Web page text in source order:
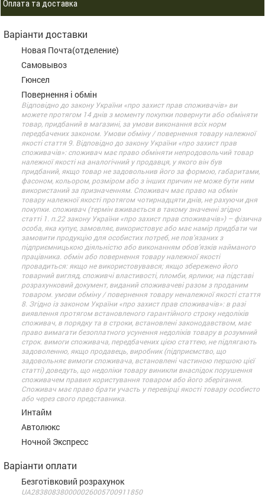
Оплата та доставка
Варіанти доставки
Новая Почта(отделение)
Самовывоз
Гюнсел
Повернення і обмін
Відповідно до закону України «про захист прав споживачів» ви
можете протягом 14 днів з моменту покупки повернути або обміняти
товар, придбаний в магазині, за умови виконання всіх норм
передбачених законом. Умови обміну / повернення товару належної
якості стаття 9. Відповідно до закону України «про захист прав
споживачів»: споживач має право обміняти непродовольчий товар
належної якості на аналогічний у продавця, у якого він був
придбаний, якщо товар не задовольнив його за формою, габаритами,
фасоном, кольором, розміром або з інших причин не може бути ним
використаний за призначенням. Споживач має право на обмін
товару належної якості протягом чотирнадцяти днів, не рахуючи дня
покупки. споживач (термін вживається в такому значенні згідно
статті 1. п.22 закону України «про захист прав споживачів») – фізична
особа, яка купує, замовляє, використовує або має намір придбати чи
замовити продукцію для особистих потреб, не пов’язаних з
підприємницькою діяльністю або виконанням обов’язків найманого
працівника. обмін або повернення товару належної якості
провадиться: якщо не використовувався; якщо збережено його
товарний вигляд, споживчі властивості, пломби, ярлики; на підставі
розрахунковий документ, виданий споживачеві разом з проданим
товаром. умови обміну / повернення товару неналежної якості стаття
8. Згідно із законом України «про захист прав споживачів»: в разі
виявлення протягом встановленого гарантійного строку недоліків
споживач, в порядку та в строки, встановлені законодавством, має
право вимагати безоплатного усунення недоліків товару в розумний
строк. вимоги споживача, передбачених цією статтею, не підлягають
задоволенню, якщо продавець, виробник (підприємство, що
задовольняє вимоги споживача, встановлені частиною першою цієї
статті) доведуть, що недоліки товару виникли внаслідок порушення
споживачем правил користування товаром або його зберігання.
Споживач має право брати участь у перевірці якості товару особисто
або через свого представника.
Интайм
Автолюкс
Ночной Экспресс
Варіанти оплати
Безготівковий розрахунок
UA283808380000026005700911850